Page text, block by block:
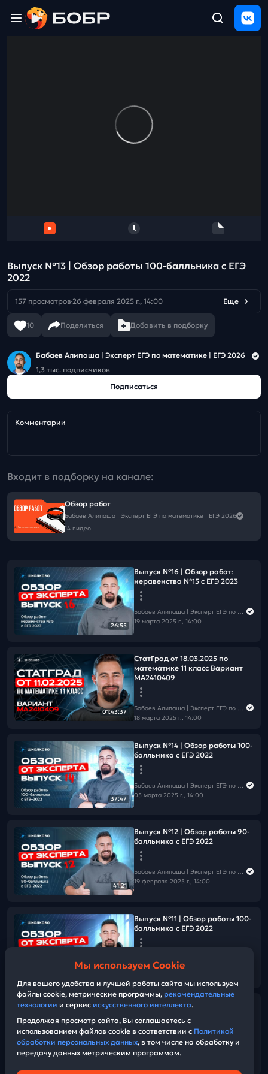
Выпуск №13 | Обзор работы 100-балльника с ЕГЭ
2022
157 просмотров 26 февраля 2025 г., 14:00 Еще
10 Поделиться Добавить в подборку
Бабаев Алипаша | Эксперт ЕГЭ по математике | ЕГЭ 2026
1,3 тыс. подписчиков
Подписаться
Комментарии
Входит в подборку на канале:
Обзор работ
Бабаев Алипаша | Эксперт ЕГЭ по математике | ЕГЭ 2026
14 видео
26:55
Выпуск №16 | Обзор работ:
неравенства №15 с ЕГЭ 2023
Бабаев Алипаша | Эксперт ЕГЭ по математике | ЕГЭ 2026
19 марта 2025 г., 14:00
01:43:37
СтатГрад от 18.03.2025 по
математике 11 класс Вариант
МА2410409
Бабаев Алипаша | Эксперт ЕГЭ по математике | ЕГЭ 2026
18 марта 2025 г., 14:00
37:47
Выпуск №14 | Обзор работы 100-
балльника с ЕГЭ 2022
Бабаев Алипаша | Эксперт ЕГЭ по математике | ЕГЭ 2026
05 марта 2025 г., 14:00
41:21
Выпуск №12 | Обзор работы 90-
балльника с ЕГЭ 2022
Бабаев Алипаша | Эксперт ЕГЭ по математике | ЕГЭ 2026
19 февраля 2025 г., 14:00
Выпуск №11 | Обзор работы 100-
балльника с ЕГЭ 2022
12 февраля 2025 г., 14:00
01:59:37
СтатГрад от 11.02.2025 по
МА2410311
Мы используем Cookie
Для вашего удобства и лучшей работы сайта мы используем
файлы cookie, метрические программы, рекомендательные
технологии и сервис искусственного интеллекта.
Продолжая просмотр сайта, Вы соглашаетесь с
использованием файлов cookie в соответствии с Политикой
обработки персональных данных, в том числе на обработку и
передачу данных метрическим программам.